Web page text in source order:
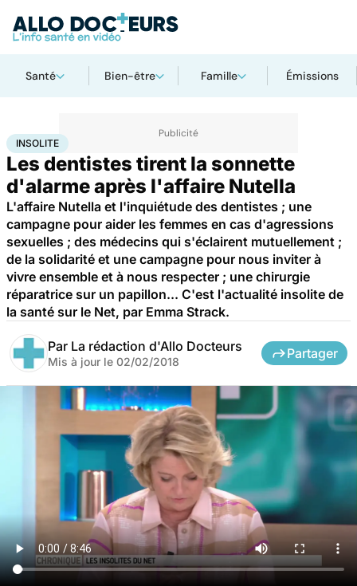
Santé Bien-être Famille Émissions
AccueilSanté
INSOLITE
Les dentistes tirent la sonnette
d'alarme après l'affaire Nutella
L'affaire Nutella et l'inquiétude des dentistes ; une
campagne pour aider les femmes en cas d'agressions
sexuelles ; des médecins qui s'éclairent mutuellement ;
de la solidarité et une campagne pour nous inviter à
vivre ensemble et à nous respecter ; une chirurgie
réparatrice sur un papillon... C'est l'actualité insolite de
la santé sur le Net, par Emma Strack.
Par La rédaction d'Allo Docteurs
Mis à jour le 02/02/2018
Partager